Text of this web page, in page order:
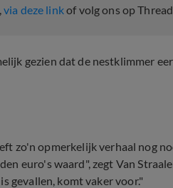
via deze linkof volg ons op
gezien dat de nestklimmer
zo'n opmerkelijk verhaal nog
euro's waard", zegt Van
gevallen, komt vaker voor."